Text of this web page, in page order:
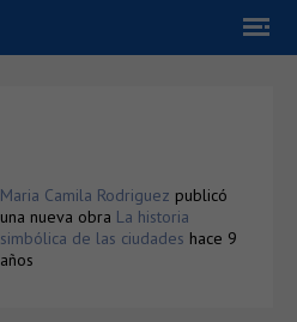
Maria Camila Rodriguez publicó
una nueva obra La historia
simbólica de las ciudades hace 9
años